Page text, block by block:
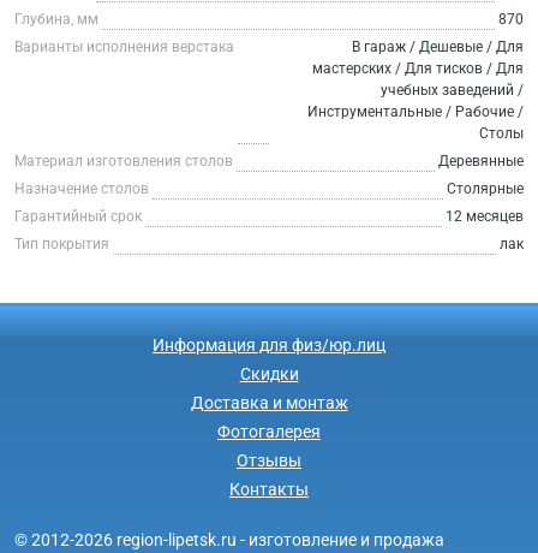
Глубина, мм
870
Варианты исполнения верстака
В гараж / Дешевые / Для
мастерских / Для тисков / Для
учебных заведений /
Инструментальные / Рабочие /
Столы
Материал изготовления столов
Деревянные
Назначение столов
Столярные
Гарантийный срок
12 месяцев
Тип покрытия
лак
Информация для физ/юр.лиц
Скидки
Доставка и монтаж
Фотогалерея
Отзывы
Контакты
© 2012-2026 region-lipetsk.ru - изготовление и продажа